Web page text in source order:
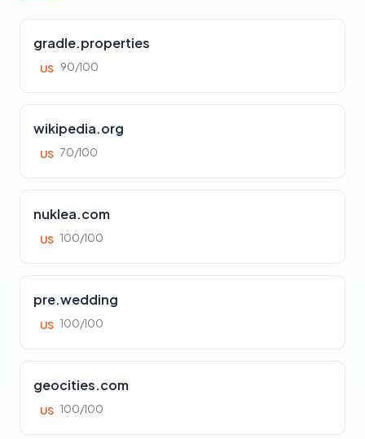
gradle.properties
US 90/100
wikipedia.org
US 70/100
nuklea.com
US 100/100
pre.wedding
US 100/100
geocities.com
US 100/100